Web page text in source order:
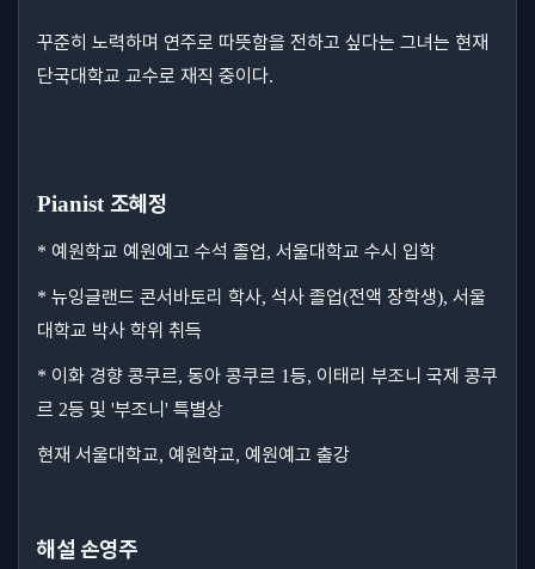
꾸준히 노력하며 연주로 따뜻함을 전하고 싶다는 그녀는 현재
단국대학교 교수로 재직 중이다.
Pianist조혜정
* 예원학교 예원예고 수석 졸업, 서울대학교 수시 입학
* 뉴잉글랜드 콘서바토리 학사, 석사 졸업(전액 장학생), 서울
대학교 박사 학위 취득
* 이화 경향 콩쿠르, 동아 콩쿠르 1등, 이태리 부조니 국제 콩쿠
르 2등 및 '부조니 ' 특별상
현재 서울대학교, 예원학교, 예원예고 출강
해설 손영주